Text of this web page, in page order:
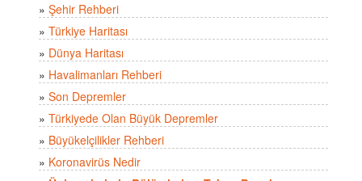
» Şehir Rehberi
» Türkiye Haritası
» Dünya Haritası
» Havalimanları Rehberi
» Son Depremler
» Türkiyede Olan Büyük Depremler
» Büyükelçilikler Rehberi
» Koronavirüs Nedir